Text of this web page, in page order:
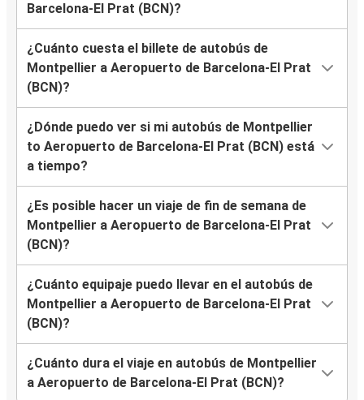
Barcelona-El Prat (BCN)?
¿Cuánto cuesta el billete de autobús de
Montpellier a Aeropuerto de Barcelona-El Prat
(BCN)?
¿Dónde puedo ver si mi autobús de Montpellier
to Aeropuerto de Barcelona-El Prat (BCN) está
a tiempo?
¿Es posible hacer un viaje de fin de semana de
Montpellier a Aeropuerto de Barcelona-El Prat
(BCN)?
¿Cuánto equipaje puedo llevar en el autobús de
Montpellier a Aeropuerto de Barcelona-El Prat
(BCN)?
¿Cuánto dura el viaje en autobús de Montpellier
a Aeropuerto de Barcelona-El Prat (BCN)?